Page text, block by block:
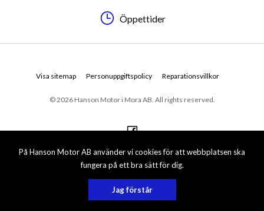
På Hanson Motor AB använder vi cookies för att webbplatsen ska
fungera på ett bra sätt för dig.
Jag förstår
Öppettider
© 2026 Hanson Motor i Mora AB. All rights reserved.
Visa sitemap Personuppgiftspolicy Reparationsvillkor